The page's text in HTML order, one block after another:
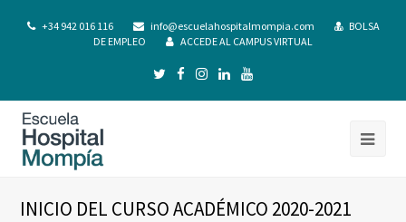
+34 942 016 116 info@escuelahospitalmompia.com
BOLSA
DE EMPLEO
ACCEDE AL CAMPUS VIRTUAL
INICIO DEL CURSO ACADÉMICO 2020-2021